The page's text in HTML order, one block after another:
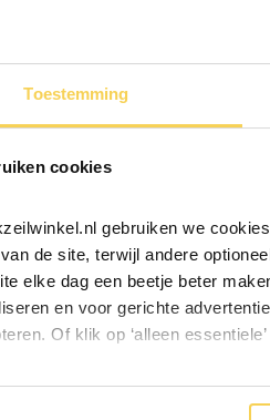
Toestemming
cookies
gebruiken we
de site, terwijl andere
elke dag een beetje beter
en voor gerichte
Of klik op ‘alleen
(1)
pe zeil (3)
(1) verankering (1)
onderhoud (1)